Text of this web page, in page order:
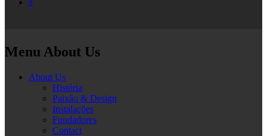
z
Menu About Us
About Us
História
Paixão & Design
Instalações
Fundadores
Contact